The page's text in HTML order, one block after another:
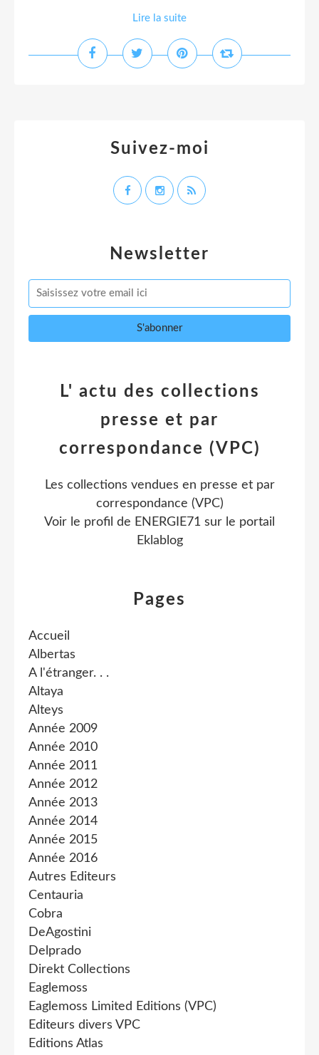
Lire la suite
Newsletter
Pages
Accueil
Albertas
A l'étranger. . .
Altaya
Alteys
Année 2009
Année 2010
Année 2011
Année 2012
Année 2013
Année 2014
Année 2015
Année 2016
Autres Editeurs
Centauria
Cobra
DeAgostini
Delprado
Direkt Collections
Eaglemoss
Eaglemoss Limited Editions (VPC)
Editeurs divers VPC
Editions Atlas
L' actu des collections
presse et par
correspondance (VPC)
Les collections vendues en presse et par
correspondance (VPC)
Voir le profil de ENERGIE71 sur le portail
Eklablog
Suivez-moi